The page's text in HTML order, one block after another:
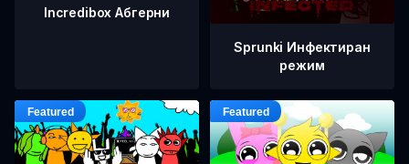
Incredibox Абгерни
Sprunki Инфектиран
режим